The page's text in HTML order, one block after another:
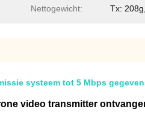
Nettogewicht: Tx:
systeem tot 5 Mbps
video transmitter